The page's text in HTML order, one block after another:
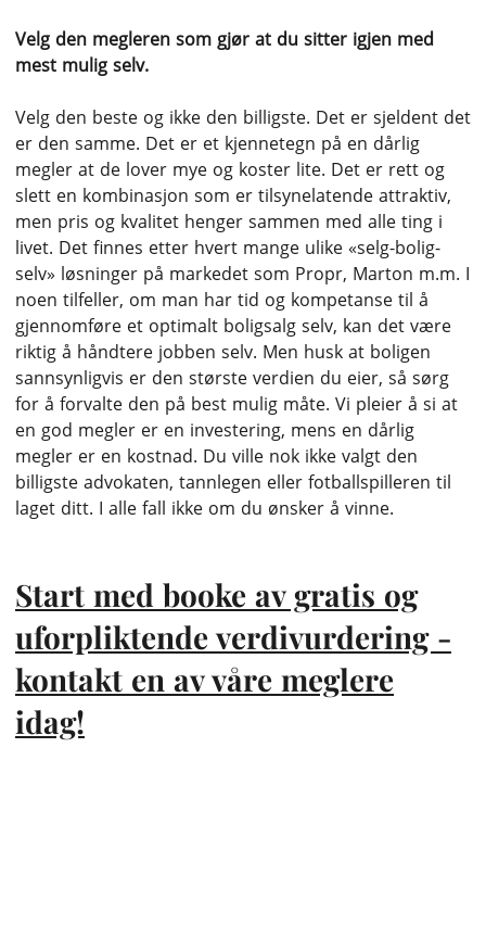
Velg den megleren som gjør at du sitter igjen med
mest mulig selv.
Velg den beste og ikke den billigste. Det er sjeldent det
er den samme. Det er et kjennetegn på en dårlig
megler at de lover mye og koster lite. Det er rett og
slett en kombinasjon som er tilsynelatende attraktiv,
men pris og kvalitet henger sammen med alle ting i
livet. Det finnes etter hvert mange ulike «selg-bolig-
selv» løsninger på markedet som Propr, Marton m.m. I
noen tilfeller, om man har tid og kompetanse til å
gjennomføre et optimalt boligsalg selv, kan det være
riktig å håndtere jobben selv. Men husk at boligen
sannsynligvis er den største verdien du eier, så sørg
for å forvalte den på best mulig måte. Vi pleier å si at
en god megler er en investering, mens en dårlig
megler er en kostnad. Du ville nok ikke valgt den
billigste advokaten, tannlegen eller fotballspilleren til
laget ditt. I alle fall ikke om du ønsker å vinne.
Start med booke av gratis og
uforpliktende verdivurdering -
kontakt en av våre meglere
idag!